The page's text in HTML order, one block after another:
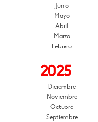
Junio
Mayo
Abril
Marzo
Febrero
2025
Diciembre
Noviembre
Octubre
Septiembre